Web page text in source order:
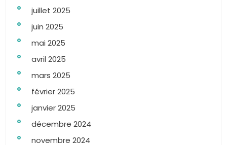
juillet 2025
juin 2025
mai 2025
avril 2025
mars 2025
février 2025
janvier 2025
décembre 2024
novembre 2024